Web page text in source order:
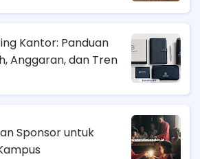
Kantor: Panduan
Anggaran, dan Tren
Sponsor untuk